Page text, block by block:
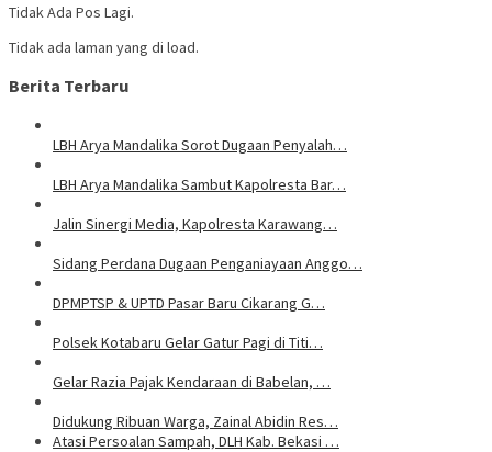
Tidak Ada Pos Lagi.
Tidak ada laman yang di load.
Berita Terbaru
LBH Arya Mandalika Sorot Dugaan Penyalah…
LBH Arya Mandalika Sambut Kapolresta Bar…
Jalin Sinergi Media, Kapolresta Karawang…
Sidang Perdana Dugaan Penganiayaan Anggo…
DPMPTSP & UPTD Pasar Baru Cikarang G…
Polsek Kotabaru Gelar Gatur Pagi di Titi…
Gelar Razia Pajak Kendaraan di Babelan, …
Didukung Ribuan Warga, Zainal Abidin Res…
Atasi Persoalan Sampah, DLH Kab. Bekasi …